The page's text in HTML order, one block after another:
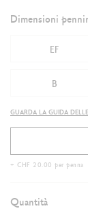
Dimensioni
EF
B
GUARDA LA GUIDA
+ CHF 20.00 per penna
Quantità